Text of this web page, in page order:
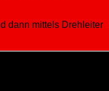
dann mittels Drehleiter